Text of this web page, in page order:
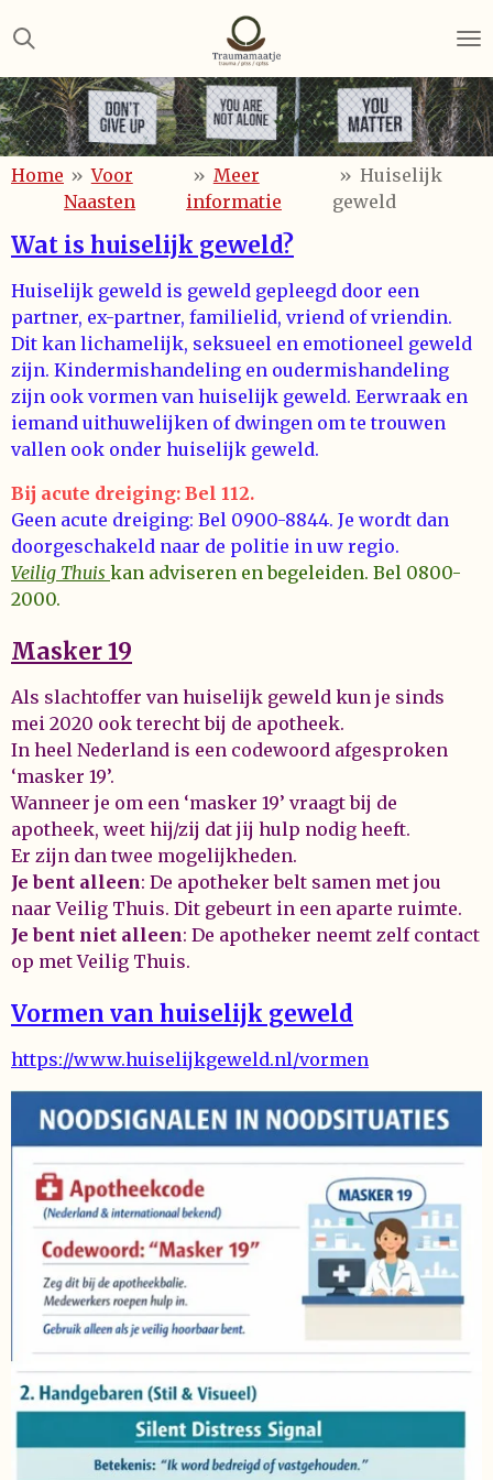
direct
naar
de
hoofdinhoud
Home » Voor
Naasten
» Meer
informatie
» Huiselijk
geweld
Wat is huiselijk geweld?
Huiselijk geweld is geweld gepleegd door een
partner, ex-partner, familielid, vriend of vriendin.
Dit kan lichamelijk, seksueel en emotioneel geweld
zijn. Kindermishandeling en oudermishandeling
zijn ook vormen van huiselijk geweld. Eerwraak en
iemand uithuwelijken of dwingen om te trouwen
vallen ook onder huiselijk geweld.
Bij acute dreiging: Bel 112.
Geen acute dreiging: Bel 0900-8844. Je wordt dan
doorgeschakeld naar de politie in uw regio.
Veilig Thuis kan adviseren en begeleiden. Bel 0800-
2000.
Masker 19
Als slachtoffer van huiselijk geweld kun je sinds
mei 2020 ook terecht bij de apotheek.
In heel Nederland is een codewoord afgesproken
‘masker 19’.
Wanneer je om een ‘masker 19’ vraagt bij de
apotheek, weet hij/zij dat jij hulp nodig heeft.
Er zijn dan twee mogelijkheden.
Je bent alleen: De apotheker belt samen met jou
naar Veilig Thuis. Dit gebeurt in een aparte ruimte.
Je bent niet alleen: De apotheker neemt zelf contact
op met Veilig Thuis.
Vormen van huiselijk geweld
https://www.huiselijkgeweld.nl/vormen